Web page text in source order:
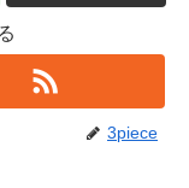
3piece